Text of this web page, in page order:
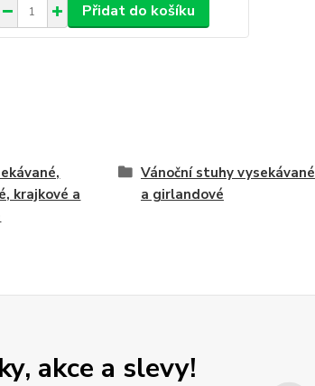
Přidat do košíku
krajkové a
Vánoční stuhy vysekávané
a girlandové
akce a slevy!